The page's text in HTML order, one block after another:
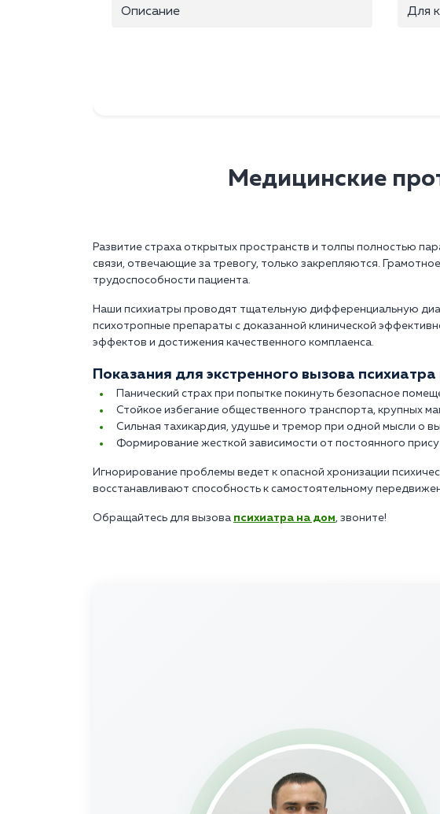
Описание Для
Медицинские
Развитие страха открытых пространств и толпы полностью
связи, отвечающие за тревогу, только закрепляются.
трудоспособности пациента.
Наши психиатры проводят тщательную дифференциальную
психотропные препараты с доказанной клинической
эффектов и достижения качественного комплаенса.
Показания для экстренного вызова
Панический страх при попытке покинуть безопасное
Стойкое избегание общественного транспорта, крупных
Сильная тахикардия, удушье и тремор при одной мысли о
Формирование жесткой зависимости от постоянного
Игнорирование проблемы ведет к опасной хронизации
восстанавливают способность к самостоятельному
Обращайтесь для вызова психиатра на дом, звоните!